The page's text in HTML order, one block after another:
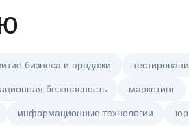
бизнеса и продажи
безопасность маркетинг
информационные технологии